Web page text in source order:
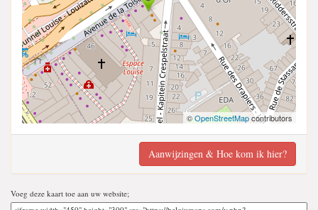
©OpenStreetMapcontributors
Aanwijzingen & Hoe kom ik hier?
Voeg deze kaart toe aan uw website;